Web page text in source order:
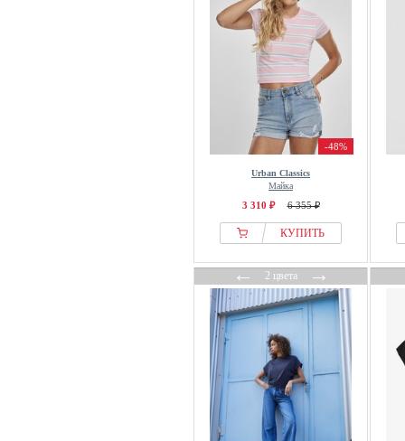
-48%
Urban Classics
Майка
3 310 ₽ 6 355 ₽
КУПИТЬ
←2 цвета→